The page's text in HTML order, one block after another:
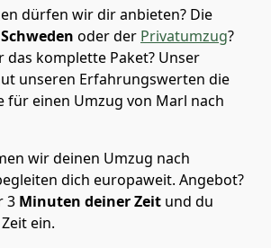
dürfen wir dir anbieten? Die
oder der Privatumzug?
das komplette Paket? Unser
unseren Erfahrungswerten die
für einen Umzug von Marl nach
wir deinen Umzug nach
dich europaweit. Angebot?
3 Minuten deiner Zeit und du
ein.